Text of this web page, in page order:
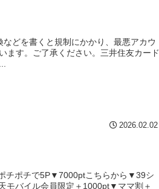
どを書くと規制にかかり、最悪アカウ
ます。ご了承ください。三井住友カード
2026.02.02
チポチで5P▼7000ptこちらから▼39シ
バイル会員限定＋1000pt▼ママ割＋